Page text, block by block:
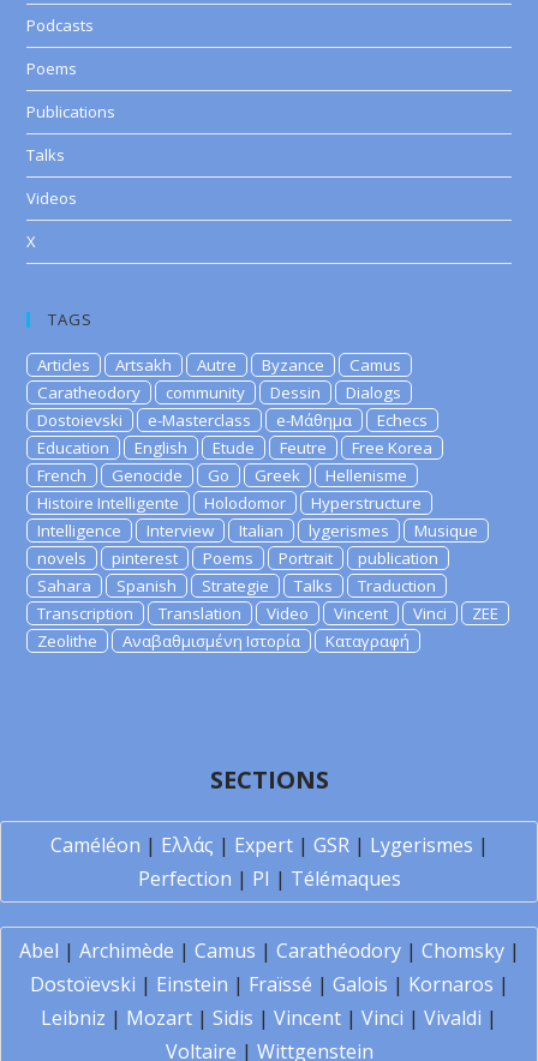
Podcasts
Poems
Publications
Talks
Videos
X
TAGS
Articles Artsakh Autre Byzance
Camus
Caratheodory
community Dessin
Dialogs
Dostoievski
e-Masterclass e-Μάθημα
Echecs
Education
English Etude Feutre
Free Korea
French
Genocide Go Greek
Hellenisme
Histoire Intelligente
Holodomor
Hyperstructure
Intelligence
Interview Italian lygerismes
Musique
novels
pinterest Poems Portrait
publication
Sahara
Spanish Strategie Talks
Traduction
Transcription
Translation Video Vincent Vinci
ZEE
Zeolithe
Αναβαθμισμένη Ιστορία Καταγραφή
SECTIONS
Caméléon | Ελλάς | Expert| GSR| Lygerismes |
Perfection | PI | Télémaques
Abel | Archimède | Camus | Carathéodory| Chomsky|
Dostoïevski | Einstein | Fraïssé | Galois | Kornaros |
Leibniz | Mozart | Sidis | Vincent | Vinci | Vivaldi |
Voltaire | Wittgenstein